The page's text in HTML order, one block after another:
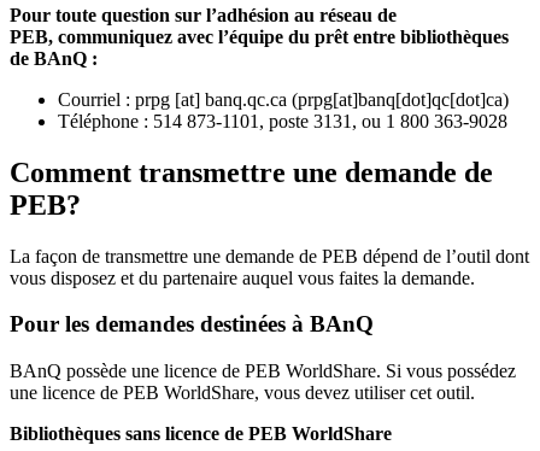
Pour toute question sur l’adhésion au réseau de
PEB, communiquez avec l’équipe du prêt entre bibliothèques
de BAnQ :
Courriel : prpg [at] banq.qc.ca (prpg[at]banq[dot]qc[dot]ca)
Téléphone : 514 873-1101, poste 3131, ou 1 800 363-9028
Comment transmettre une demande de
PEB?
La façon de transmettre une demande de PEB dépend de l’outil dont
vous disposez et du partenaire auquel vous faites la demande.
Pour les demandes destinées à BAnQ
BAnQ possède une licence de PEB WorldShare. Si vous possédez
une licence de PEB WorldShare, vous devez utiliser cet outil.
Bibliothèques sans licence de PEB WorldShare